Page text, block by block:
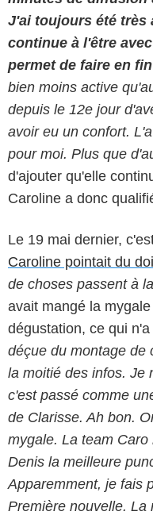
J'ai toujours été très
continue à l'être
permet de faire en
bien moins active
depuis le 12e jour
avoir eu un confort.
pour moi. Plus que
d'ajouter qu'elle
Caroline a donc
Le 19 mai dernier,
Caroline pointait du
de choses passent à
avait mangé la
dégustation, ce qui
déçue du montage de
la moitié des infos. Je
c'est passé comme
de Clarisse. Ah bon.
mygale. La team
Denis la meilleure
Apparemment, je fais
Première nouvelle. La